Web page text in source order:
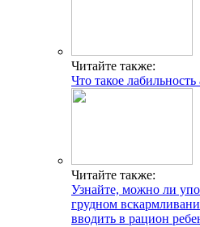
Читайте также:
Что такое
Читайте также:
Узнайте, можно ли
грудном
вводить в рацион